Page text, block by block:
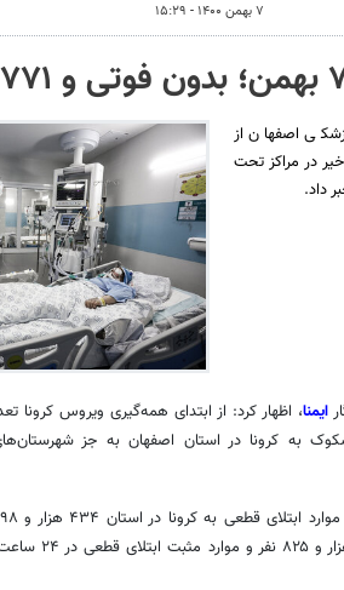
۷ بهمن ۱۴۰۰ - ۱۵:۲۹
اصفهان از
کرونا در ۲۴ ساعت اخیر در مراکز تحت
داد.
ایمنا
و مشکوک به کرونا در استان اصفهان به جز
ابتلای قطعی به کرونا در استان
هزار و۲۹۸